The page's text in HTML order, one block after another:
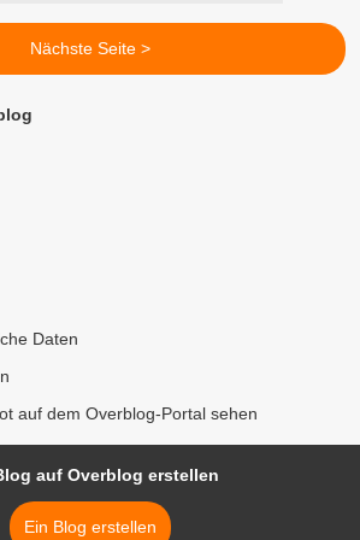
Nächste Seite >
Daten
auf dem Overblog-Portal sehen
auf Overblog erstellen
Ein Blog erstellen